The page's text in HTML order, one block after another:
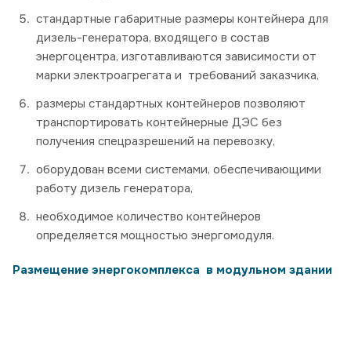
стандартные габаритные размеры контейнера для
дизель-генератора, входящего в состав
энергоцентра, изготавливаются зависимости от
марки электроагрегата и требований заказчика,
размеры стандартных контейнеров позволяют
транспортировать контейнерные ДЭС без
получения спецразрешений на перевозку,
оборудован всеми системами, обеспечивающими
работу дизель генератора,
необходимое количество контейнеров
определяется мощностью энергомодуля.
Размещение энергокомплекса в модульном здании